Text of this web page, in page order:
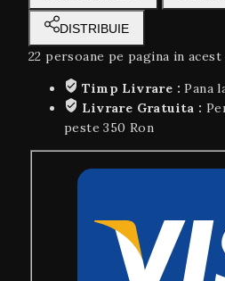
DISTRIBUIE
22 persoane pe pagina in acest
Timp Livrare :Pana
Livrare Gratuita :
peste 350 Ron